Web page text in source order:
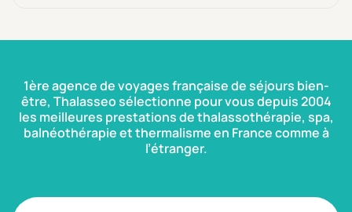
1ère agence de voyages française de séjours bien-
être, Thalasseo sélectionne pour vous depuis 2004
les meilleures prestations de thalassothérapie, spa,
balnéothérapie et thermalisme en France comme à
l’étranger.